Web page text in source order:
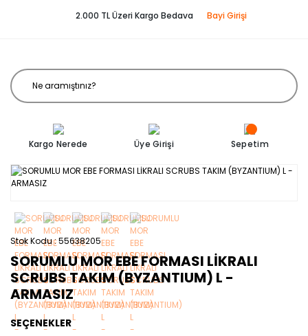
2.000 TL Üzeri Kargo Bedava Bayi Girişi
Kargo Nerede Üye Girişi Sepetim
Stok Kodu 55638205
SORUMLU MOR EBE FORMASI LİKRALI
SCRUBS TAKIM (BYZANTIUM) L -
ARMASIZ
SEÇENEKLER